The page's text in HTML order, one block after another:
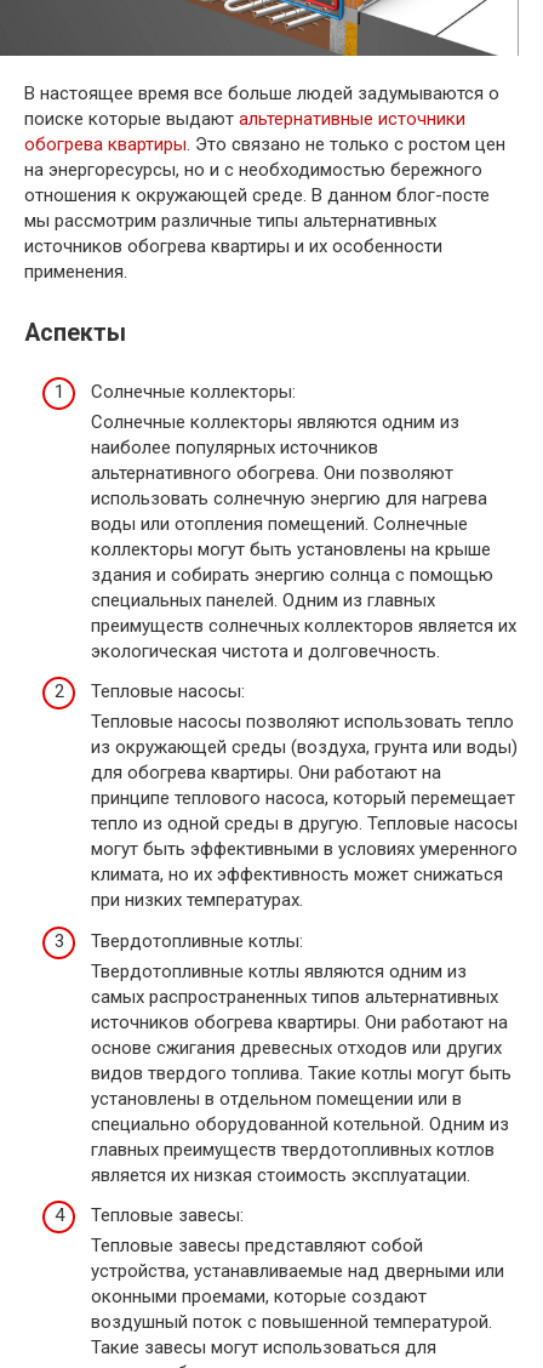
В настоящее время все больше людей задумываются о
поиске которые выдают альтернативные источники
обогрева квартиры. Это связано не только с ростом цен
на энергоресурсы, но и с необходимостью бережного
отношения к окружающей среде. В данном блог-посте
мы рассмотрим различные типы альтернативных
источников обогрева квартиры и их особенности
применения.
Аспекты
Солнечные коллекторы:
Солнечные коллекторы являются одним из
наиболее популярных источников
альтернативного обогрева. Они позволяют
использовать солнечную энергию для нагрева
воды или отопления помещений. Солнечные
коллекторы могут быть установлены на крыше
здания и собирать энергию солнца с помощью
специальных панелей. Одним из главных
преимуществ солнечных коллекторов является их
экологическая чистота и долговечность.
Тепловые насосы:
Тепловые насосы позволяют использовать тепло
из окружающей среды (воздуха, грунта или воды)
для обогрева квартиры. Они работают на
принципе теплового насоса, который перемещает
тепло из одной среды в другую. Тепловые насосы
могут быть эффективными в условиях умеренного
климата, но их эффективность может снижаться
при низких температурах.
Твердотопливные котлы:
Твердотопливные котлы являются одним из
самых распространенных типов альтернативных
источников обогрева квартиры. Они работают на
основе сжигания древесных отходов или других
видов твердого топлива. Такие котлы могут быть
установлены в отдельном помещении или в
специально оборудованной котельной. Одним из
главных преимуществ твердотопливных котлов
является их низкая стоимость эксплуатации.
Тепловые завесы:
Тепловые завесы представляют собой
устройства, устанавливаемые над дверными или
оконными проемами, которые создают
воздушный поток с повышенной температурой.
Такие завесы могут использоваться для